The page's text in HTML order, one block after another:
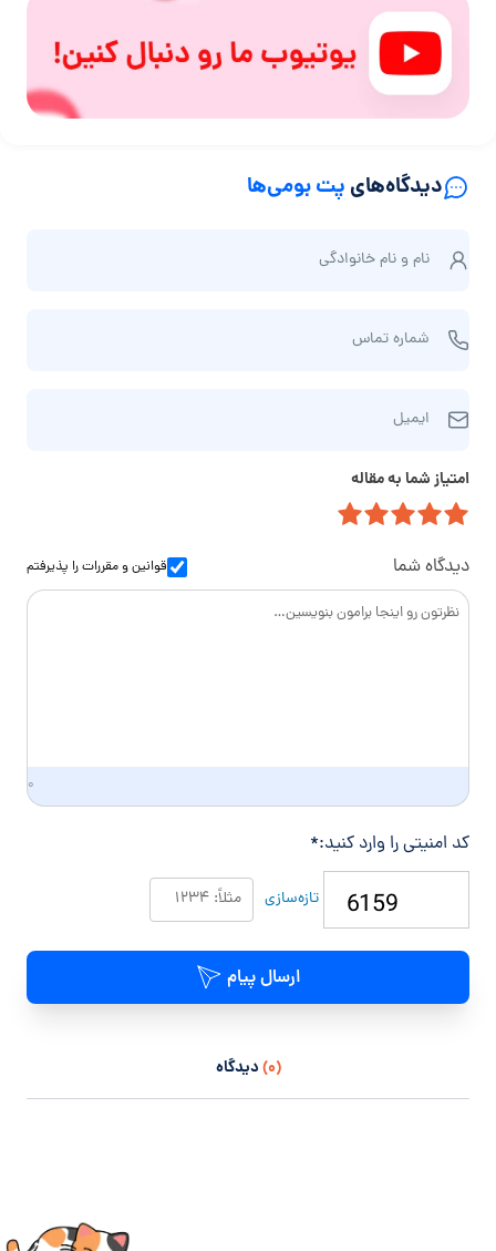
دیدگاه‌های پت بومی‌ها
ا
و
م‌
ا
ن
و
ا
د
گ
نام و نام‌ خانوادگی
م
ر
ا
شماره تماس
ی
ی
ل
ایمیل
امتیاز شما به مقاله
دیدگاه شما قوانین و مقرراترا پذیرفتم
۰
کد امنیتی را وارد کنید:*
تازه‌سازی
ارسال پیام
(۰) دیدگاه